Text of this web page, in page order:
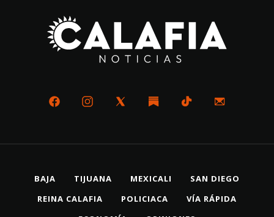
BAJA TIJUANA MEXICALI
SAN DIEGO
REINA CALAFIA
POLICIACA
VÍA RÁPIDA